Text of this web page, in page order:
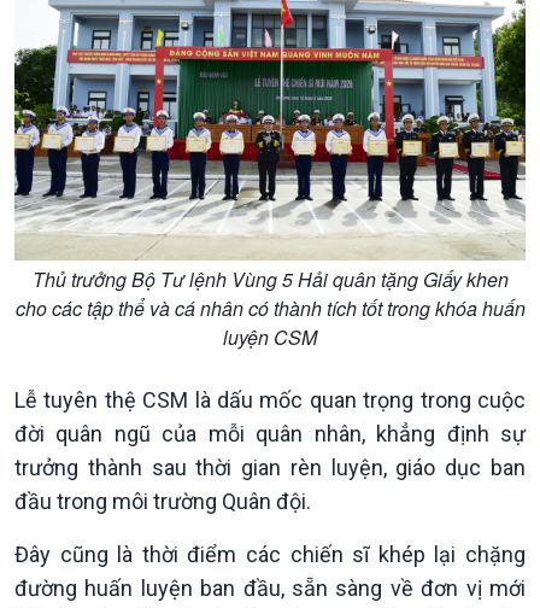
Podcast
Góc nhìn VOV1
Bình luận
10 phút Sự kiện - Luận bàn
Câu chuyện thời sự
Dòng chảy sự kiện
Diễn đàn chủ nhật
Chuyện đêm
Thủ trưởng Bộ Tư lệnh Vùng 5 Hải quân tặng Giấy khen
cho các tập thể và cá nhân có thành tích tốt trong khóa huấn
luyện CSM
Lễ tuyên thệ CSM là dấu mốc quan trọng trong cuộc
đời quân ngũ của mỗi quân nhân, khẳng định sự
trưởng thành sau thời gian rèn luyện, giáo dục ban
đầu trong môi trường Quân đội.
Đây cũng là thời điểm các chiến sĩ khép lại chặng
đường huấn luyện ban đầu, sẵn sàng về đơn vị mới